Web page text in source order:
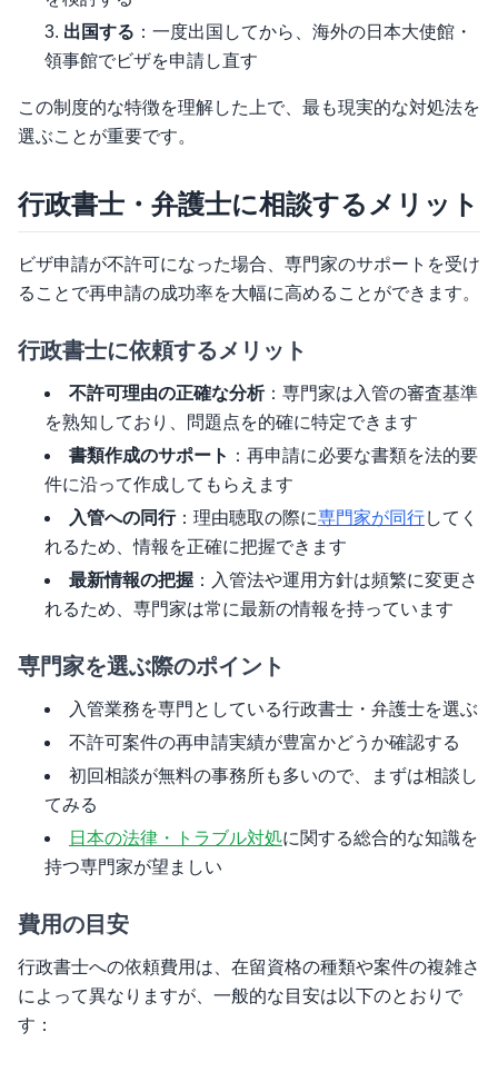
出国する ：一度出国してから、海外の日本大使館・
領事館でビザを申請し直す
この制度的な特徴を理解した上で、最も現実的な対処法を
選ぶことが重要です。
行政書士・弁護士に相談するメリット
ビザ申請が不許可になった場合、専門家のサポートを受け
ることで再申請の成功率を大幅に高めることができます。
行政書士に依頼するメリット
不許可理由の正確な分析：専門家は入管の審査基準
を熟知しており、問題点を的確に特定できます
書類作成のサポート ：再申請に必要な書類を法的要
件に沿って作成してもらえます
入管への同行：理由聴取の際に専門家が同行してく
れるため、情報を正確に把握できます
最新情報の把握 ：入管法や運用方針は頻繁に変更さ
れるため、専門家は常に最新の情報を持っています
専門家を選ぶ際のポイント
入管業務を専門としている行政書士・弁護士を選ぶ
不許可案件の再申請実績が豊富かどうか確認する
初回相談が無料の事務所も多いので、まずは相談し
てみる
日本の法律・トラブル対処に関する総合的な知識を
持つ専門家が望ましい
費用の目安
行政書士への依頼費用は、在留資格の種類や案件の複雑さ
によって異なりますが、一般的な目安は以下のとおりで
す：